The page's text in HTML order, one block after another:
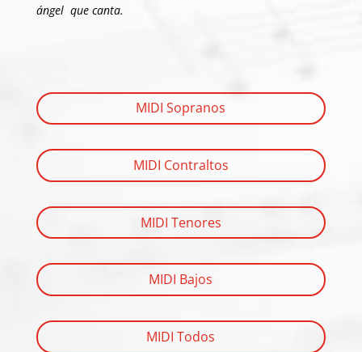
ángel que canta.
MIDI Sopranos
MIDI Contraltos
MIDI Tenores
MIDI Bajos
MIDI Todos